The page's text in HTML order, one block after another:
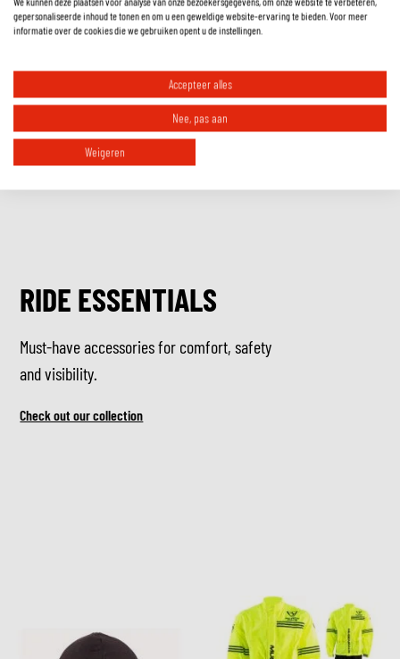
RIDE ESSENTIALS
Must-have accessories for comfort, safety
and visibility.
Check out our collection
gepersonaliseerde inhoud te tonen en om u een geweldige website-ervaring te bieden. Voor meer
informatie over de cookies die we gebruiken opent u de instellingen.
Accepteer alles
Nee, pas aan
Weigeren